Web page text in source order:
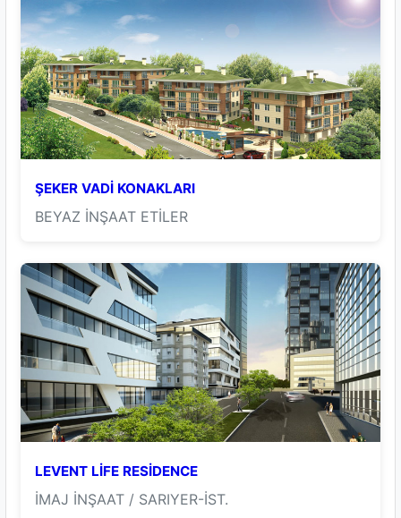
ŞEKER VADİ KONAKLARI
BEYAZ İNŞAAT ETİLER
LEVENT LİFE RESİDENCE
İMAJ İNŞAAT / SARIYER-İST.